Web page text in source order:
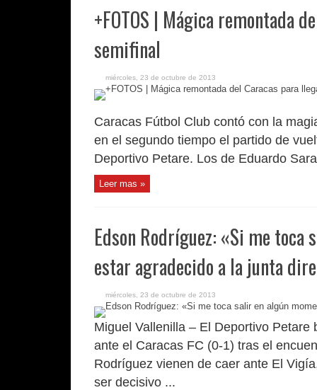
+FOTOS | Mágica remontada
semifinal
miércoles, 23 de octubre de 2013
Caracas Fútbol Club contó con la
en el segundo tiempo el partido de
Deportivo Petare. Los de Eduardo
Leer mas »
Edson Rodríguez: «Si me toca
estar agradecido a la junta
miércoles, 23 de octubre de 2013
Miguel Vallenilla – El Deportivo
ante el Caracas FC (0-1) tras el
Rodríguez vienen de caer ante El
ser decisivo ...